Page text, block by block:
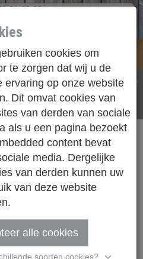
31 42 83
loose.be
EXTERIEUR TUINHOUT
cookies om
te zorgen dat wij u de
ervaring op onze website
Dit omvat cookies van
van derden van sociale
als u een pagina bezoekt
content bevat
media. Dergelijke
van derden kunnen uw
van deze website
alle cookies
soorten cookies?